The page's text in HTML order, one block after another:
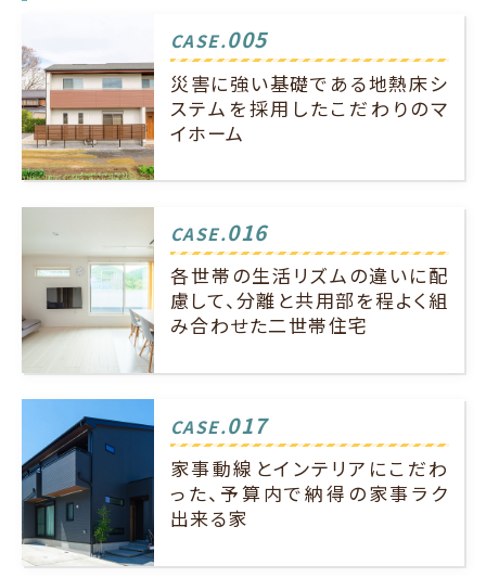
CASE.005
災害に強い基礎である地熱床シ
ステムを採用したこだわりのマ
イホーム
CASE.016
各世帯の生活リズムの違いに配
慮して、分離と共用部を程よく組
み合わせた二世帯住宅
CASE.017
家事動線とインテリアにこだわ
った、予算内で納得の家事ラク
出来る家